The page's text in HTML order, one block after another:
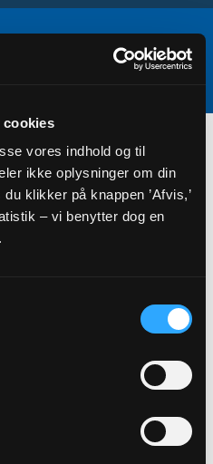
cookies
vores indhold og til
ikke oplysninger om din
klikker på knappen ’Afvis,’
– vi benytter dog en
i Vallensbæk